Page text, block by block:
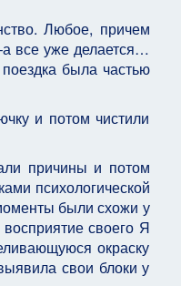
Любое, причем
все уже делается…
была частью
и потом чистили
причины и потом
психологической
были схожи у
своего Я
окраску
свои блоки у